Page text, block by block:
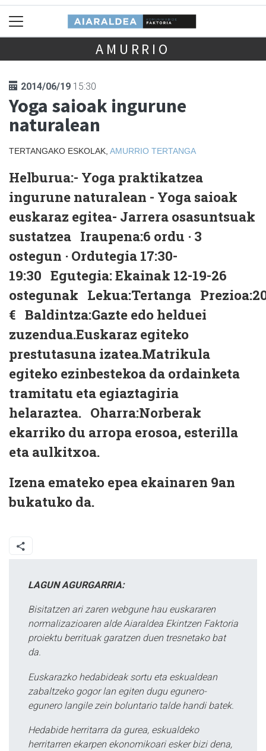
AMURRIO
2014/06/19 15:30
Yoga saioak ingurune
naturalean
TERTANGAKO ESKOLAK, AMURRIO TERTANGA
Helburua:- Yoga praktikatzea
ingurune naturalean - Yoga saioak
euskaraz egitea- Jarrera osasuntsuak
sustatzea Iraupena:6 ordu · 3
ostegun · Ordutegia 17:30-
19:30 Egutegia:Ekainak 12-19-26
ostegunak Lekua:Tertanga Prezioa:
€ Baldintza:Gazte edo helduei
zuzendua.Euskaraz egiteko
prestutasuna izatea.Matrikula
egiteko ezinbestekoa da ordainketa
tramitatu eta egiaztagiria
helaraztea. Oharra:Norberak
ekarriko du arropa erosoa, esterilla
eta aulkitxoa.
Izena emateko epea ekainaren 9an
bukatuko da.
LAGUN AGURGARRIA:
Bisitatzen ari zaren webgune hau euskararen
normalizazioaren alde Aiaraldea Ekintzen Faktoria
proiektu berrituak garatzen duen tresnetako bat
da.
Euskarazko hedabideak sortu eta eskualdean
zabaltzeko gogor lan egiten dugu egunero-
egunero langile zein boluntario talde handi batek.
Hedabide herritarra da gurea, eskualdeko
herritarren ekarpen ekonomikoari esker bizi dena,